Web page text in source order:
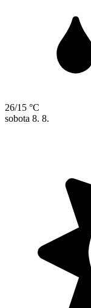
26/15 °C
sobota 8. 8.